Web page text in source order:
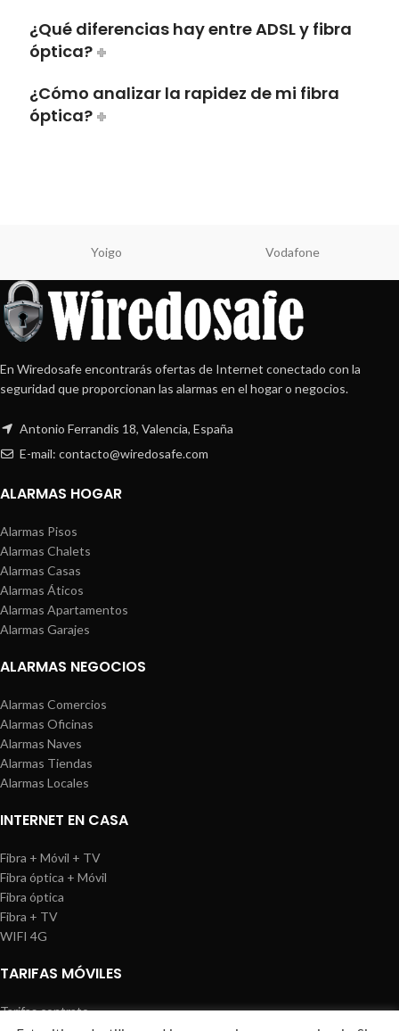
¿Qué diferencias hay entre ADSL y fibra
óptica?
¿Cómo analizar la rapidez de mi fibra
óptica?
Yoigo Vodafone
En Wiredosafe encontrarás ofertas de Internet conectado con la
seguridad que proporcionan las alarmas en el hogar o negocios.
Antonio Ferrandis 18, Valencia, España
E-mail: contacto@wiredosafe.com
ALARMAS HOGAR
Alarmas Pisos
Alarmas Chalets
Alarmas Casas
Alarmas Áticos
Alarmas Apartamentos
Alarmas Garajes
ALARMAS NEGOCIOS
Alarmas Comercios
Alarmas Oficinas
Alarmas Naves
Alarmas Tiendas
Alarmas Locales
INTERNET EN CASA
Fibra + Móvil + TV
Fibra óptica + Móvil
Fibra óptica
Fibra + TV
WIFI 4G
TARIFAS MÓVILES
Tarifas contrato